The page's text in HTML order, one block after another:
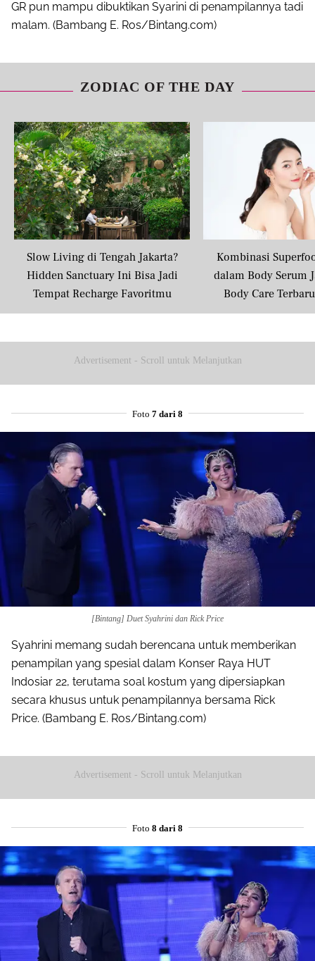
GR pun mampu dibuktikan Syarini di penampilannya tadi
malam. (Bambang E. Ros/Bintang.com)
ZODIAC OF THE DAY
Slow Living di Tengah Jakarta?
Hidden Sanctuary Ini Bisa Jadi
Tempat Recharge Favoritmu
Kombinasi
dalam Body Serum
Body Care
Masyarakat
Advertisement - Scroll untuk Melanjutkan
Foto 7 dari 8
[Bintang] Duet Syahrini dan Rick Price
Syahrini memang sudah berencana untuk memberikan
penampilan yang spesial dalam Konser Raya HUT
Indosiar 22, terutama soal kostum yang dipersiapkan
secara khusus untuk penampilannya bersama Rick
Price. (Bambang E. Ros/Bintang.com)
Advertisement - Scroll untuk Melanjutkan
Foto 8 dari 8